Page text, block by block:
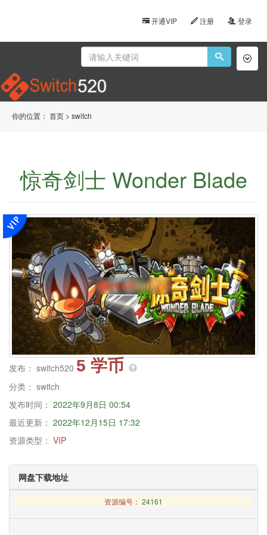
开通VIP 注册 登录
你的位置： 首页 > switch
惊奇剑士 Wonder Blade
发布： switch520 5 学币
分类： switch
发布时间： 2022年9月8日 00:54
最近更新： 2022年12月15日 17:32
资源类型： VIP
网盘下载地址
资源编号： 24161